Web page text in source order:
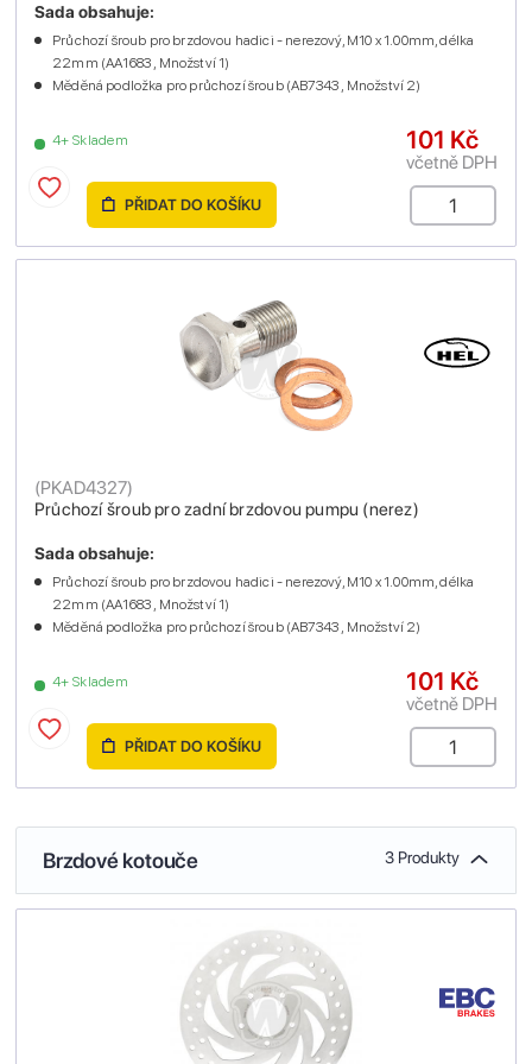
4+ Skladem
Sada obsahuje:
Průchozí šroub pro brzdovou hadici - nerezový, M10 x 1.00mm, délka
22mm (AA1683 , Množství 1)
Měděná podložka pro průchozí šroub (AB7343 , Množství 2)
101 Kč
včetně DPH
PŘIDAT DO KOŠÍKU
Průchozí šroub pro zadní brzdovou pumpu (nerez)
(PKAD4327)
4+ Skladem
Sada obsahuje:
Průchozí šroub pro brzdovou hadici - nerezový, M10 x 1.00mm, délka
22mm (AA1683 , Množství 1)
Měděná podložka pro průchozí šroub (AB7343 , Množství 2)
101 Kč
včetně DPH
PŘIDAT DO KOŠÍKU
Brzdové kotouče 3 Produkty